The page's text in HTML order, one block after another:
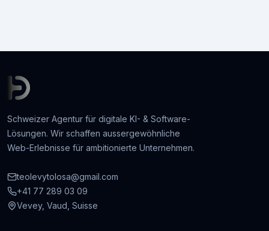
Schweizer Agentur für digitale KI- & Software-
Lösungen. Wir schaffen aussergewöhnliche
Web-Erlebnisse für ambitionierte Unternehmen.
teolevytolosa@gmail.com
+41 77 289 03 09
Vevey, Vaud, Suisse